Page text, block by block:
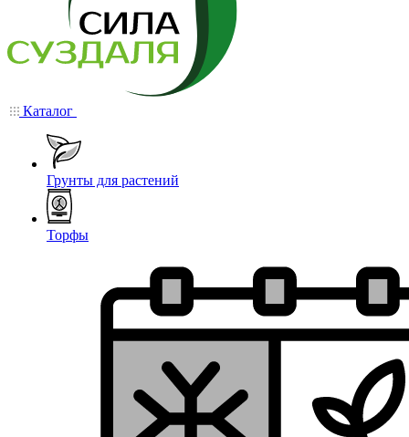
Каталог
Грунты для растений
Торфы